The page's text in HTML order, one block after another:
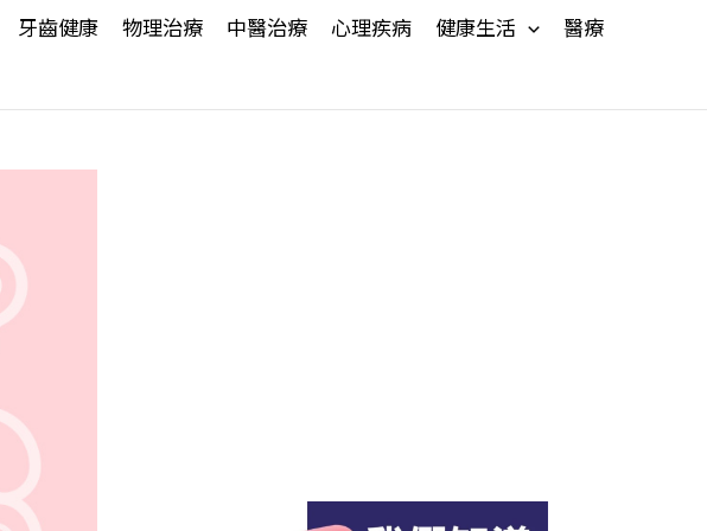
牙齒健康 物理治療 中醫治療 心理疾病 健康生活
醫療